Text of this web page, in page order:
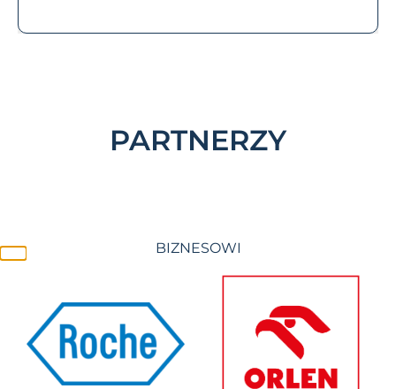
PARTNERZY
BIZNESOWI